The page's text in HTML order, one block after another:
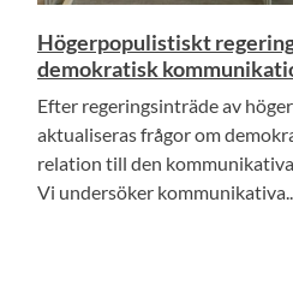
Högerpopulistiskt
demokratisk
Efter regeringsinträde av
aktualiseras frågor om
relation till den
Vi undersöker